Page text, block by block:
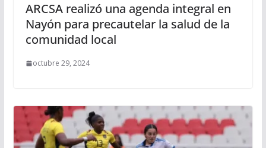
ARCSA realizó una agenda integral en
Nayón para precautelar la salud de la
comunidad local
octubre 29, 2024